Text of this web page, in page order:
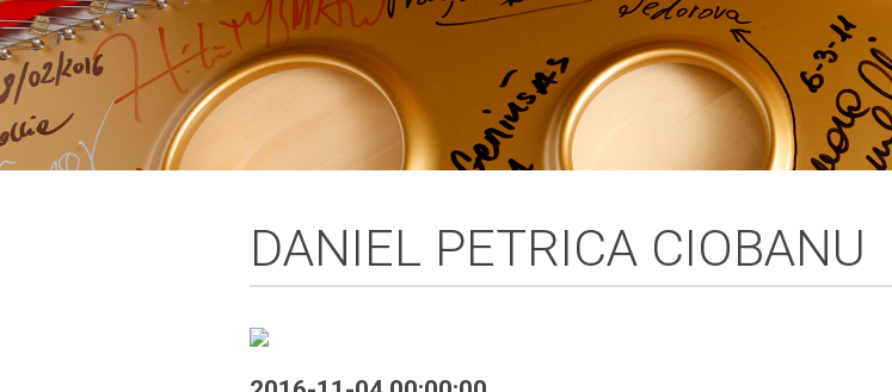
DANIEL PETRICA CIOBANU